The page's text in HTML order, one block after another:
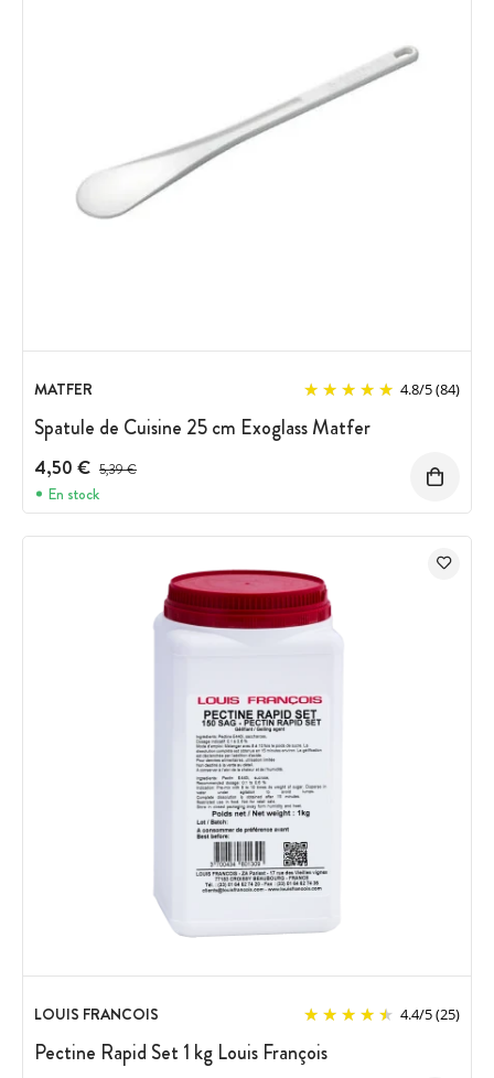
MATFER 4.8/5(84)
Spatule de Cuisine 25 cm Exoglass Matfer
4,50 € Prix avant réduction :
5,39 €
En stock
LOUIS FRANCOIS 4.4/5(25)
Pectine Rapid Set 1 kg Louis François